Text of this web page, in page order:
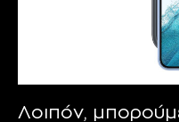
Λοιπόν,